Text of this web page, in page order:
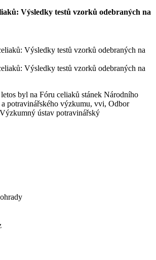
Výsledky testů vzorků odebraných na
byl na Fóru celiaků stánek Národního
a potravinářského výzkumu, vvi, Odbor
ústav potravinářský